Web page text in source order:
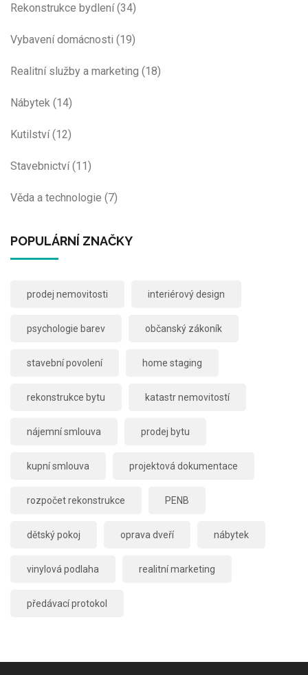
Rekonstrukce bydlení(34)
Vybavení domácnosti (19)
Realitní služby a marketing (18)
Nábytek (14)
Kutilství(12)
Stavebnictví(11)
Věda a technologie (7)
POPULÁRNÍ ZNAČKY
prodej nemovitosti interiérový design
psychologie barev občanský zákoník
stavební povolení home staging
rekonstrukce bytu katastr nemovitostí
nájemní smlouva prodej bytu
kupní smlouva projektová dokumentace
rozpočet rekonstrukce PENB
dětský pokoj oprava dveří nábytek
vinylová podlaha realitní marketing
předávací protokol